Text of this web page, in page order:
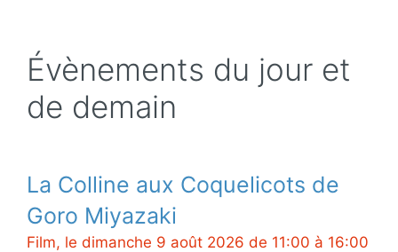
Évènements du jour et
de demain
La Colline aux Coquelicots de
Goro Miyazaki
Film, le dimanche 9 août 2026 de 11:00 à 16:00